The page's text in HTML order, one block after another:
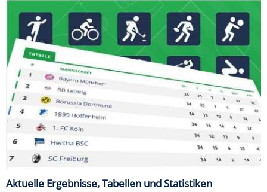
Aktuelle Ergebnisse, Tabellen und Statistiken